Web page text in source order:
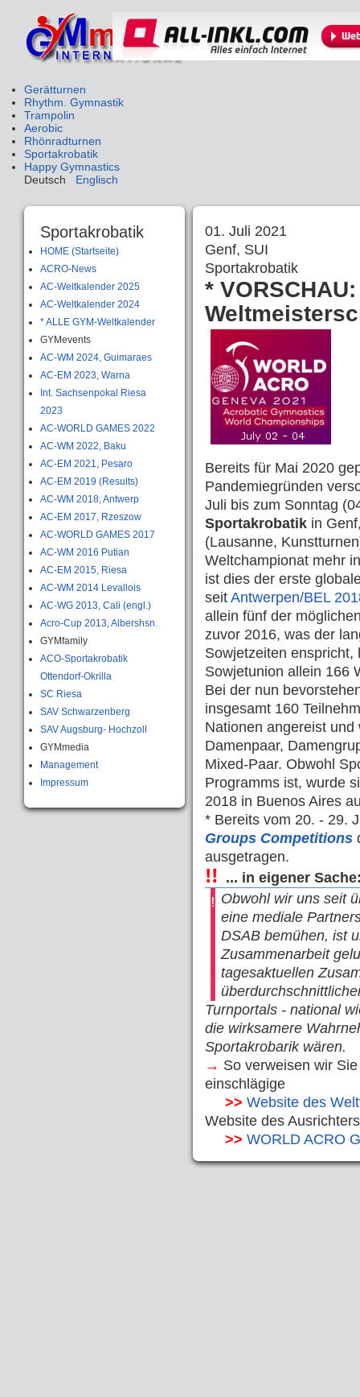
Gerätturnen
Rhythm. Gymnastik
Trampolin
Aerobic
Rhönradturnen
Sportakrobatik
Happy Gymnastics
Deutsch Englisch
Sportakrobatik
HOME (Startseite)
ACRO-News
AC-Weltkalender 2025
AC-Weltkalender 2024
* ALLE GYM-Weltkalender
GYMevents
AC-WM 2024, Guimaraes
AC-EM 2023, Warna
Int. Sachsenpokal Riesa
2023
AC-WORLD GAMES 2022
AC-WM 2022, Baku
AC-EM 2021, Pesaro
AC-EM 2019 (Results)
AC-WM 2018, Antwerp
AC-EM 2017, Rzeszow
AC-WORLD GAMES 2017
AC-WM 2016 Putian
AC-EM 2015, Riesa
AC-WM 2014 Levallois
AC-WG 2013, Cali (engl.)
Acro-Cup 2013, Albershsn.
GYMfamily
ACO-Sportakrobatik
Ottendorf-Okrilla
SC Riesa
SAV Schwarzenberg
SAV Augsburg- Hochzoll
GYMmedia
Management
Impressum
01. Juli 2021
Genf, SUI
Sportakrobatik
*
Bereits für Mai 2020
Pandemiegründen
Juli bis zum Sonntag
Sportakrobatik in
(Lausanne,
Weltchampionat mehr
ist dies der erste
seit Antwerpen/BEL
allein fünf der
zuvor 2016, was der
Sowjetzeiten
Sowjetunion allein 166
Bei der nun
insgesamt 160
Nationen angereist
Damenpaar,
Mixed-Paar. Obwohl
Programms ist, wurde
2018 in Buenos Aires
* Bereits vom 20. - 29.
Groups Competitions
ausgetragen.
!! ... in eigener
Obwohl wir uns seit
eine mediale
DSAB bemühen, ist
Zusammenarbeit
tagesaktuellen
Turnportals - national
die wirksamere
Sportakrobarik wären.
→ So verweisen wir
einschlägige
>> Website des
Website des
>> WORLD ACRO